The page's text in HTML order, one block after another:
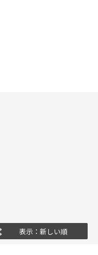
表示：新しい順